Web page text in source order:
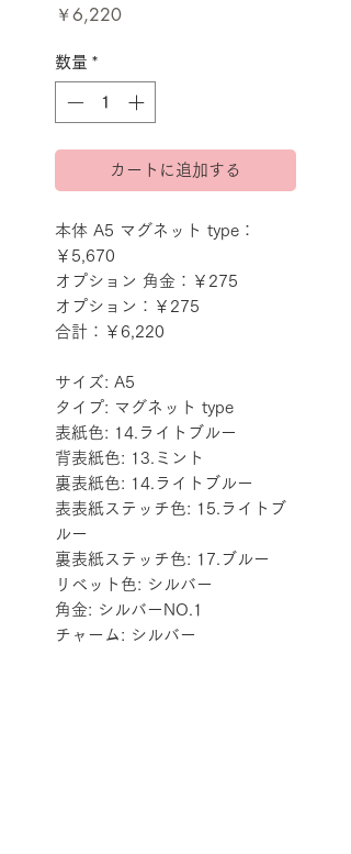
￥6,220価
数量 *
カートに追加する
本体 A5 マグネット type：
￥5,670
オプション 角金：￥275
オプション：￥275
合計：￥6,220
サイズ: A5
タイプ: マグネット type
表紙色: 14.ライトブルー
背表紙色: 13.ミント
裏表紙色: 14.ライトブルー
表表紙ステッチ色: 15.ライトブ
ルー
裏表紙ステッチ色: 17.ブルー
リベット色: シルバー
角金: シルバーNO.1
チャーム: シルバー